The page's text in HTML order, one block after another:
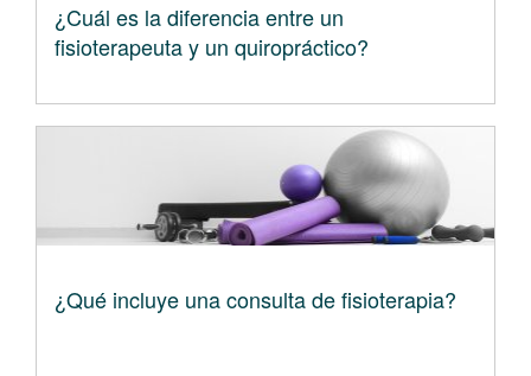
¿Cuál es la diferencia entre un
fisioterapeuta y un quiropráctico?
¿Qué incluye una consulta de fisioterapia?